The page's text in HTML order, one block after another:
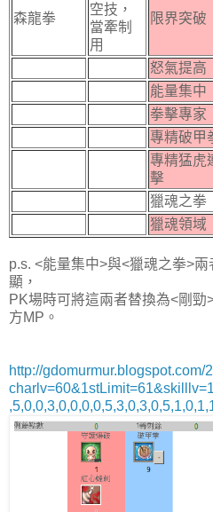
森龍拳
空技，
當牽制
用
限界突破
怒氣提高
能量集中
拳擊專家
專精破甲
專精猛虎
擊
獵魂之拳
獵魂領域
p.s. <能量集中>與<獵魂之拳>
顯，
PK場時可將這兩者替換為<剛
方MP。
http://gdomurmur.blogspot.com/